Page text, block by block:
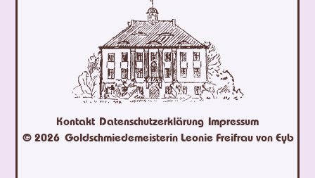
Kontakt Datenschutzerklärung Impressum
© 2026 Goldschmiedemeisterin Leonie Freifrau von Eyb